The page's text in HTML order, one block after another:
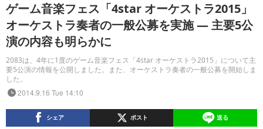
ゲーム音楽フェス「4star オーケストラ2015」
オーケストラ奏者の一般公募を実施 ― 主要5公
演の内容も明らかに
2083は、4年に1度のゲーム音楽フェス「4star オーケストラ2015」について主
要5公演の情報を公開しました。また、オーケストラ奏者の一般公募を開始しま
した。
2014.9.16 Tue 14:10
シェア ポスト 送る